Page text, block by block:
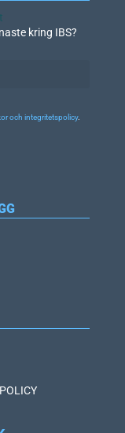
kring IBS?
och integritetspolicy.